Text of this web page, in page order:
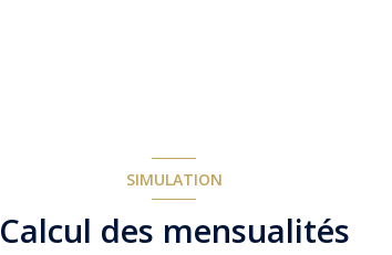
SIMULATION
Calcul des mensualités